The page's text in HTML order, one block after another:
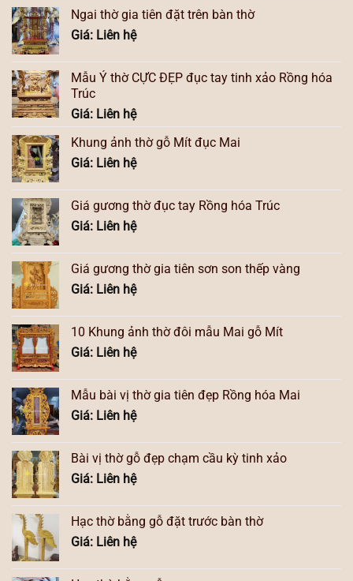
Ngai thờ gia tiên đặt trên bàn thờ
Giá: Liên hệ
Mẫu Ỷ thờ CỰC ĐẸP đục tay tinh xảo Rồng hóa
Trúc
Giá: Liên hệ
Khung ảnh thờ gỗ Mít đục Mai
Giá: Liên hệ
Giá gương thờ đục tay Rồng hóa Trúc
Giá: Liên hệ
Giá gương thờ gia tiên sơn son thếp vàng
Giá: Liên hệ
10 Khung ảnh thờ đôi mẫu Mai gỗ Mít
Giá: Liên hệ
Mẫu bài vị thờ gia tiên đẹp Rồng hóa Mai
Giá: Liên hệ
Bài vị thờ gỗ đẹp chạm cầu kỳ tinh xảo
Giá: Liên hệ
Hạc thờ bằng gỗ đặt trước bàn thờ
Giá: Liên hệ